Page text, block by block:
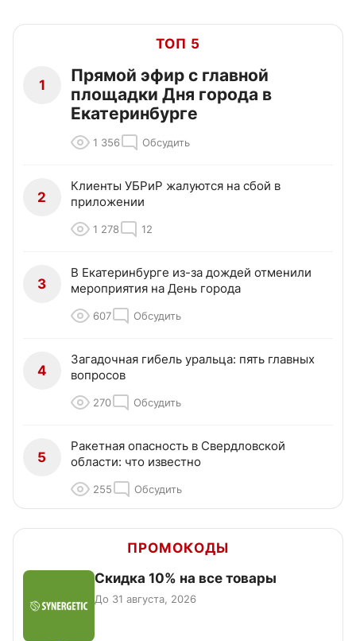
ТОП 5
1
Прямой эфир с главной
площадки Дня города в
Екатеринбурге
1 356 Обсудить
2
Клиенты УБРиР жалуются на сбой в
приложении
1 278 12
3
В Екатеринбурге из-за дождей отменили
мероприятия на День города
607 Обсудить
4
Загадочная гибель уральца: пять главных
вопросов
270 Обсудить
5
Ракетная опасность в Свердловской
области: что известно
255 Обсудить
ПРОМОКОДЫ
Скидка 10% на все товары
До 31 августа, 2026